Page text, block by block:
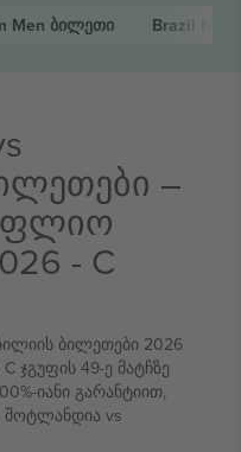
Men ბილეთი Brazil
–
- C
ბილეთები 2026
ჯგუფის 49-ე მატჩზე
იანი გარანტიით,
შოტლანდია vs